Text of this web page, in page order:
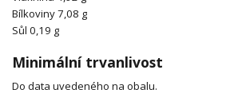
Bílkoviny 7,08 g
Sůl 0,19 g
Minimální trvanlivost
Do data uvedeného na obalu.